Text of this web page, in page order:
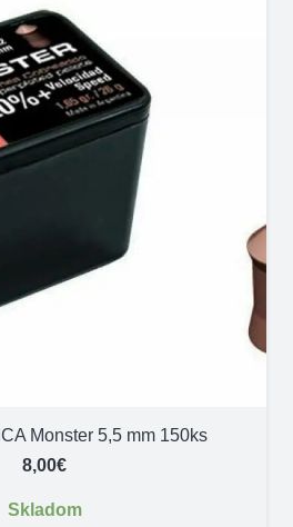
Monster 5,5 mm 150ks
8,00€
Skladom